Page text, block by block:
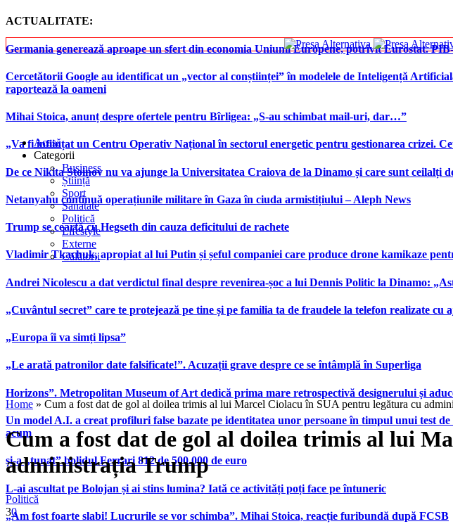
ACTUALITATE:
Germania generează aproape un sfert din economia Uniunii Europene, potrivit Eurostat.
Cercetătorii Google au identificat un „vector al conștiinței” în modelele de Inteligență
raportează la oameni
Mihai Stoica, anunț despre ofertele pentru Bîrligea: „S-au schimbat mail-uri, dar…”
„Va fi înființat un Centru Operativ Național în sectorul energetic pentru gestionarea crizei.
De ce Nikita Stoinov nu va ajunge la Universitatea Craiova de la Dinamo și care sunt ceilalți
Netanyahu continuă operațiunile militare în Gaza în ciuda armistițiului – Aleph News
Trump se ceartă cu Hegseth din cauza deficitului de rachete
Vladimir Tkachuk, apropiat al lui Putin și șeful companiei care produce drone kamikaze
Andrei Nicolescu a dat verdictul final despre revenirea-șoc a lui Dennis Politic la Dinamo:
„Cuvântul secret” care te protejează pe tine și pe familia ta de fraudele la telefon realizate
„Europa îi va simți lipsa”
„Le arată patronilor date falsificate!”. Acuzații grave despre ce se întâmplă în Superliga
Horizons”. Metropolitan Museum of Art dedică prima mare retrospectivă designerului și
Un model A.I. a creat profiluri false bazate pe identitatea unor persoane în timpul unui test
acum
și-a „tunat” bolidul Ferrari 812 de 500.000 de euro
L-ai ascultat pe Bolojan și ai stins lumina? Iată ce activități poți face pe întuneric
„Am fost foarte slabi! Lucrurile se vor schimba”. Mihai Stoica, reacție furibundă după FCSB
Acasă
Categorii
Business
Știință
Sport
Sănătate
Politică
Lifestyle
Externe
Călătorii
Home » Cum a fost dat de gol al doilea trimis al lui Marcel Ciolacu în SUA pentru legătura cu
Cum a fost dat de gol al doilea trimis al lui
administrația Trump
Politică
30